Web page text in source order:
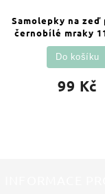
Samolepky na zeď
černobílé mraky
99 Kč
Do košíku